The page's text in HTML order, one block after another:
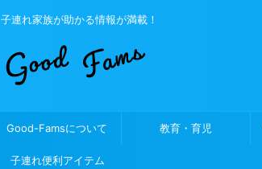
子連れ家族が助かる情報が満載！
Good-Famsについて 教育・育児
子連れ便利アイテム